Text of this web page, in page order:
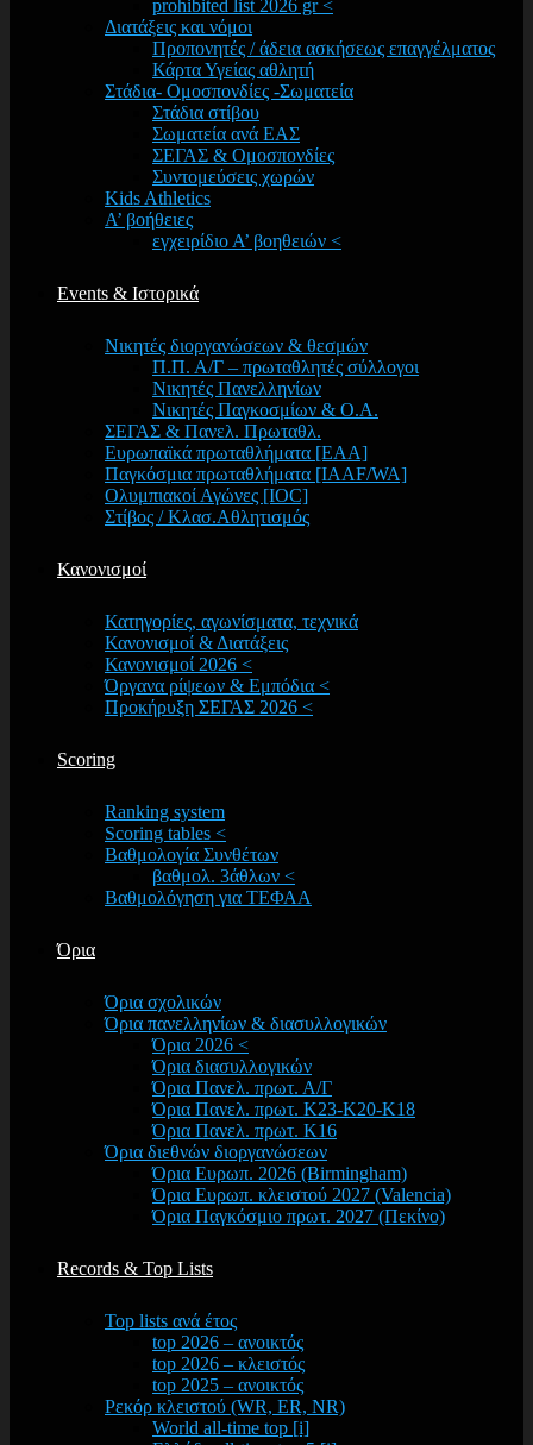
prohibited list 2026 gr <
Διατάξεις και νόμοι
Προπονητές / άδεια ασκήσεως επαγγέλματος
Κάρτα Υγείας αθλητή
Στάδια- Ομοσπονδίες -Σωματεία
Στάδια στίβου
Σωματεία ανά ΕΑΣ
ΣΕΓΑΣ & Ομοσπονδίες
Συντομεύσεις χωρών
Kids Athletics
Α’ βοήθειες
εγχειρίδιο Α’ βοηθειών <
Events & Ιστορικά
Νικητές διοργανώσεων & θεσμών
Π.Π. Α/Γ – πρωταθλητές σύλλογοι
Νικητές Πανελληνίων
Νικητές Παγκοσμίων & Ο.Α.
ΣΕΓΑΣ & Πανελ. Πρωταθλ.
Ευρωπαϊκά πρωταθλήματα [EAA]
Παγκόσμια πρωταθλήματα [IAAF/WA]
Ολυμπιακοί Αγώνες [IOC]
Στίβος / Κλασ.Αθλητισμός
Κανονισμοί
Κατηγορίες, αγωνίσματα, τεχνικά
Κανονισμοί & Διατάξεις
Κανονισμοί 2026 <
Όργανα ρίψεων & Εμπόδια <
Προκήρυξη ΣΕΓΑΣ 2026 <
Scoring
Ranking system
Scoring tables <
Βαθμολογία Συνθέτων
βαθμολ. 3άθλων <
Βαθμολόγηση για ΤΕΦΑΑ
Όρια
Όρια σχολικών
Όρια πανελληνίων & διασυλλογικών
Όρια 2026 <
Όρια διασυλλογικών
Όρια Πανελ. πρωτ. Α/Γ
Όρια Πανελ. πρωτ. Κ23-Κ20-Κ18
Όρια Πανελ. πρωτ. Κ16
Όρια διεθνών διοργανώσεων
Όρια Ευρωπ. 2026 (Birmingham)
Όρια Ευρωπ. κλειστού 2027 (Valencia)
Όρια Παγκόσμιο πρωτ. 2027 (Πεκίνο)
Records & Top Lists
Top lists ανά έτος
top 2026 – ανοικτός
top 2026 – κλειστός
top 2025 – ανοικτός
Ρεκόρ κλειστού (WR, ER, NR)
World all-time top [i]